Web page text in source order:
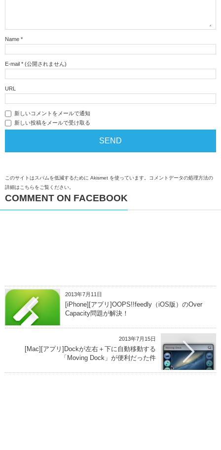
Name *
E-mail * (公開されません)
URL
新しいコメントをメールで通知
新しい投稿をメールで受け取る
このサイトはスパムを低減するために Akismet を使っています。 コメントデータの処理方法の
詳細はこちらをご覧ください
COMMENT ON FACEBOOK
2013年7月11日
[iPhone][アプリ]OOPS!!feedly（iOS版）のOver
Capacity問題が解決！
2013年7月15日
[Mac][アプリ]Dockが左右＋下に自動移動する
「Moving Dock」が便利だった件